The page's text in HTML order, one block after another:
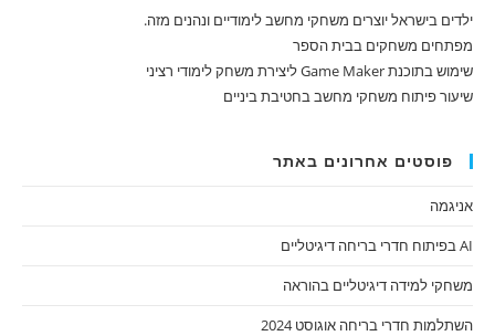
ילדים בישראל יוצרים משחקי מחשב לימודיים ונהנים מזה.
מפתחים משחקים בבית הספר
שימוש בתוכנת Game Maker ליצירת משחק לימודי רציני
שיעור פיתוח משחקי מחשב בחטיבת ביניים
פוסטים אחרונים באתר
אניגמה
AI בפיתוח חדרי בריחה דיגיטליים
משחקי למידה דיגיטליים בהוראה
השתלמות חדרי בריחה אוגוסט 2024